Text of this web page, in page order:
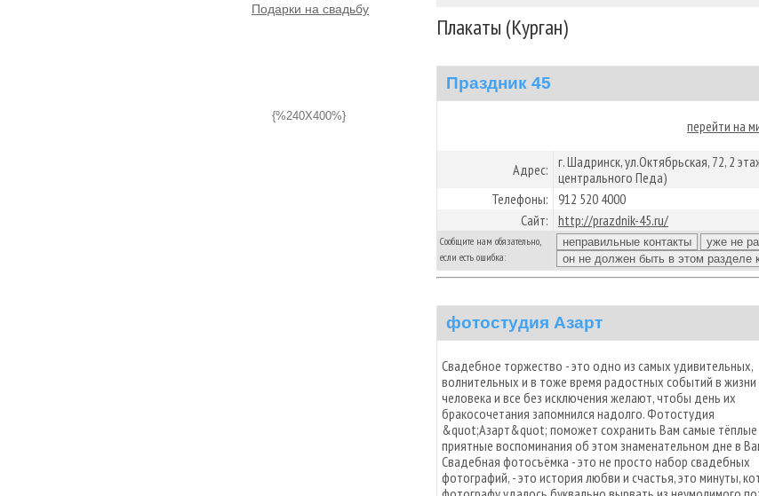
Подарки на свадьбу
{%240X400%}
Плакаты (Курган)
Праздник 45
перейти на
Адрес: г. Шадринск, ул.Октябрьская, 72, 2
центрального Педа)
Телефоны: 912 520 4000
Сайт: http://prazdnik-45.ru/
Сообщите нам обязательно,
если есть ошибка:
фотостудия Азарт
Свадебное торжество - это одно из самых удивительных,
волнительных и в тоже время радостных событий в
человека и все без исключения желают, чтобы день их
бракосочетания запомнился надолго. Фотостудия
&quot;Азарт&quot; поможет сохранить Вам самые тёплые
приятные воспоминания об этом знаменательном дне в
Свадебная фотосъёмка - это не просто набор свадебных
фотографий, - это история любви и счастья, это минуты,